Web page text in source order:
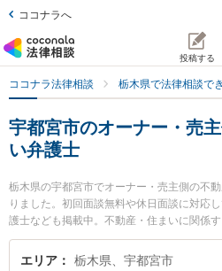
ココナラへ
投稿する
ココナラ法律相談 栃木県で法律相談で
宇都宮市のオーナー・売
い弁護士
栃木県の宇都宮市でオーナー・売主側の不
りました。初回面談無料や休日面談に対応
護士なども掲載中。不動産・住まいに関係
産契約解除等の細かな分野での絞り込み検
事務所の渡邊 律弁護士や大橋慶士法律事務
エリア 栃木県、宇都宮市